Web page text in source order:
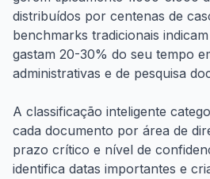
distribuídos por centenas de
benchmarks tradicionais
gastam 20-30% do seu tempo
administrativas e de pesquisa
A classificação inteligente
cada documento por área de
prazo crítico e nível de
identifica datas importantes e